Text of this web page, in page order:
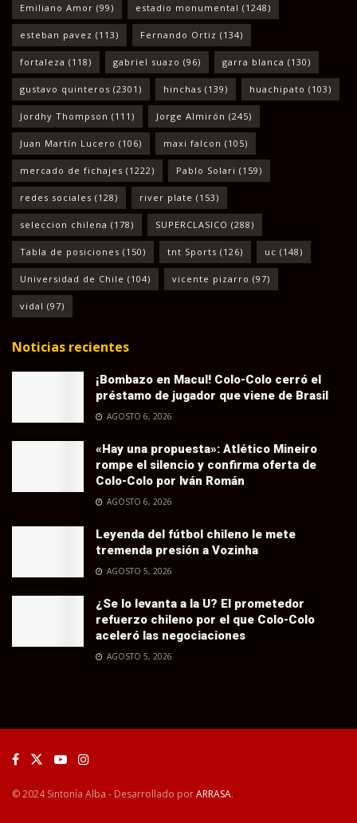
Emiliano Amor (99) estadio monumental (1248)
esteban pavez (113) Fernando Ortiz (134)
fortaleza (118) gabriel suazo (96) garra blanca (130)
gustavo quinteros (2301) hinchas (139) huachipato (103)
Jordhy Thompson (111) Jorge Almirón (245)
Juan Martín Lucero (106) maxi falcon (105)
mercado de fichajes (1222) Pablo Solari (159)
redes sociales (128) river plate (153)
seleccion chilena (178) SUPERCLASICO (288)
Tabla de posiciones (150) tnt Sports (126) uc (148)
Universidad de Chile (104) vicente pizarro (97)
vidal (97)
Noticias recientes
¡Bombazo en Macul! Colo-Colo cerró el
préstamo de jugador que viene de Brasil
AGOSTO 6, 2026
«Hay una propuesta»: Atlético Mineiro
rompe el silencio y confirma oferta de
Colo-Colo por Iván Román
AGOSTO 6, 2026
Leyenda del fútbol chileno le mete
tremenda presión a Vozinha
AGOSTO 5, 2026
¿Se lo levanta a la U? El prometedor
refuerzo chileno por el que Colo-Colo
aceleró las negociaciones
AGOSTO 5, 2026
© 2024 Sintonía Alba - Desarrollado porARRASA.